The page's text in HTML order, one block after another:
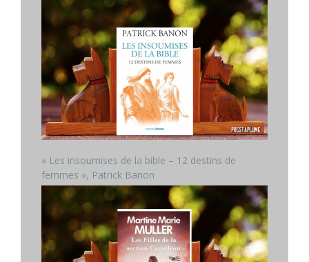
« Les insoumises de la bible – 12 destins de
femmes », Patrick Banon